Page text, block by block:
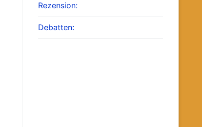
Rezension:
Debatten: